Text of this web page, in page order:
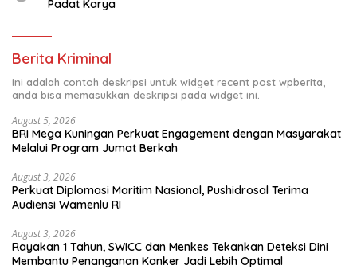
Padat Karya
Berita Kriminal
Ini adalah contoh deskripsi untuk widget recent post wpberita,
anda bisa memasukkan deskripsi pada widget ini.
August 5, 2026
BRI Mega Kuningan Perkuat Engagement dengan Masyarakat
Melalui Program Jumat Berkah
August 3, 2026
Perkuat Diplomasi Maritim Nasional, Pushidrosal Terima
Audiensi Wamenlu RI
August 3, 2026
Rayakan 1 Tahun, SWICC dan Menkes Tekankan Deteksi Dini
Membantu Penanganan Kanker Jadi Lebih Optimal